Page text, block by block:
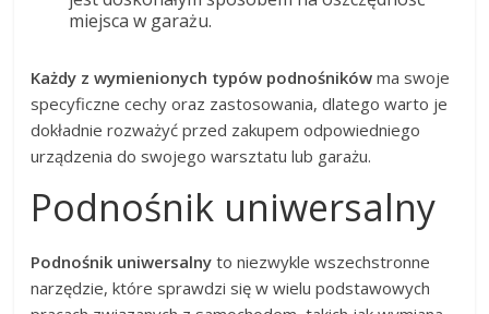
miejsca w garażu.
Każdy z wymienionych typów podnośników ma swoje
specyficzne cechy oraz zastosowania, dlatego warto je
dokładnie rozważyć przed zakupem odpowiedniego
urządzenia do swojego warsztatu lub garażu.
Podnośnik uniwersalny
Podnośnik uniwersalny to niezwykle wszechstronne
narzędzie, które sprawdzi się w wielu podstawowych